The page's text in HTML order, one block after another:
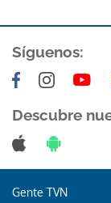
Síguenos:
Descubre
Gente TVN